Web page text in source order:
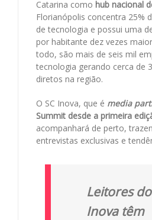
Catarina como hub nacional
Florianópolis concentra 25%
de tecnologia e possui uma
por habitante dez vezes
todo, são mais de seis mil
tecnologia gerando cerca de
diretos na região.
O SC Inova, que é media
Summit desde a primeira
acompanhará de perto,
entrevistas exclusivas e
Leitores do
Inova têm